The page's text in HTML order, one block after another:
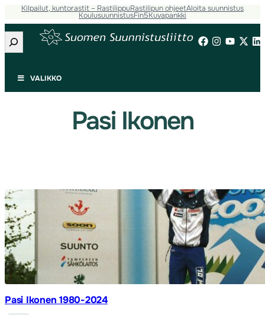
Siirry
sisältöön
Kilpailut, kuntorastit – RastilippuRastilipun ohjeetAloita suunnistus
KoulusuunnistusFin5Kuvapankki
Etsi
VALIKKO
Pasi Ikonen
Pasi Ikonen 1980-2024